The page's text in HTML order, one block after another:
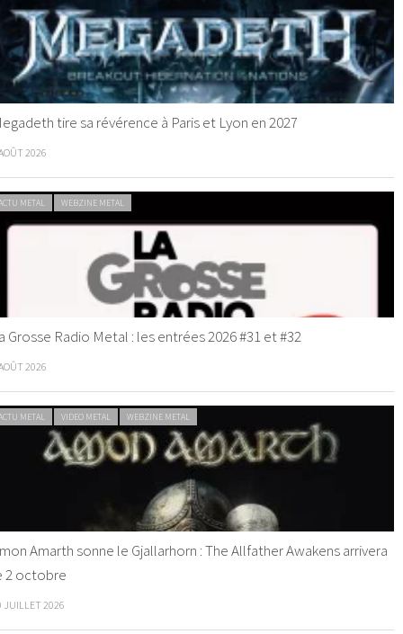
tire sa révérence à Paris et Lyon en 2027
2026
METAL WEBZINE METAL
Grosse Radio Metal : les entrées 2026 #31 et #32
2026
METAL VIDEO METAL WEBZINE METAL
Amarth sonne le Gjallarhorn : The Allfather Awakens arrivera
2 octobre
JUILLET 2026